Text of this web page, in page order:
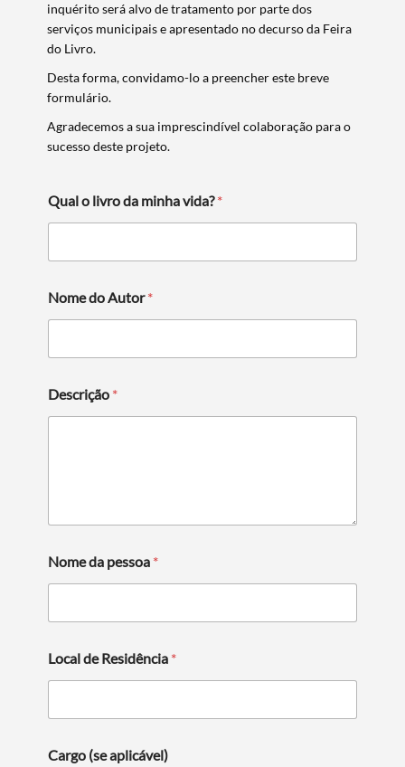
inquérito será alvo de tratamento por parte dos
serviços municipais e apresentado no decurso da Feira
do Livro.
Desta forma, convidamo-lo a preencher este breve
formulário.
Agradecemos a sua imprescindível colaboração para o
sucesso deste projeto.
Qual o livro da minha vida?*
Nome do Autor*
Descrição *
Nome da pessoa *
Local de Residência *
Cargo (se aplicável)